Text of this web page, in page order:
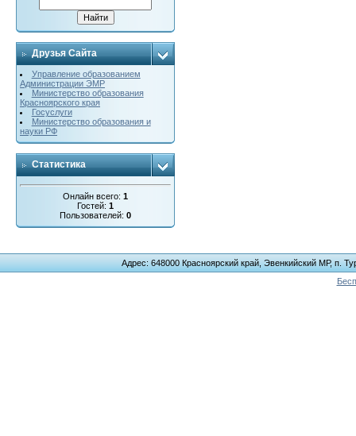
Друзья Сайта
Управление образованием
Администрации ЭМР
Министерство образования
Красноярского края
Госуслуги
Министерство образования и
науки РФ
Статистика
Онлайн всего: 1
Гостей: 1
Пользователей: 0
Адрес: 648000 Красноярский край, Эвенкийский МР, п.